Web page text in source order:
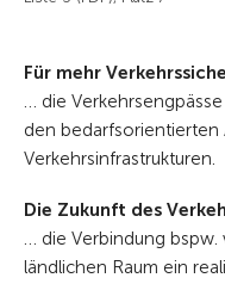
Für mehr
… die
den bedarfsorientierten
Verkehrsinfrastrukturen.
Die Zukunft des
… die Verbindung bspw.
ländlichen Raum ein